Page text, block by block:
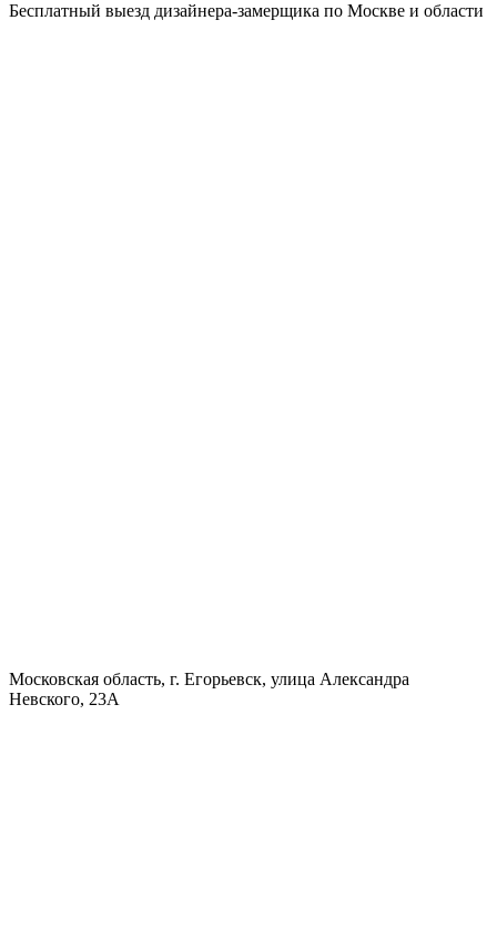
Бесплатный выезд дизайнера-замерщика по Москве и области
Московская область, г. Егорьевск, улица Александра
Невского, 23А